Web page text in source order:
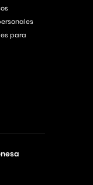
para